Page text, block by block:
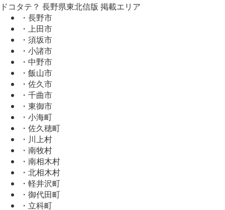
ドコタテ？ 長野県東北信版 掲載エリア
・長野市
・上田市
・須坂市
・小諸市
・中野市
・飯山市
・佐久市
・千曲市
・東御市
・小海町
・佐久穂町
・川上村
・南牧村
・南相木村
・北相木村
・軽井沢町
・御代田町
・立科町